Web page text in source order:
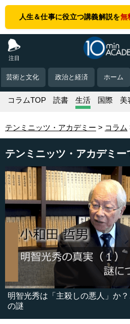
人生＆仕事に役立つ講義解説を無
注目
芸術と文化 政治と経済 ホーム
コラムTOP 読書 生活 国際 美
テンミニッツ・アカデミー コラム
テンミニッツ・アカデミ
明智光秀は「主殺しの悪人」か
の謎